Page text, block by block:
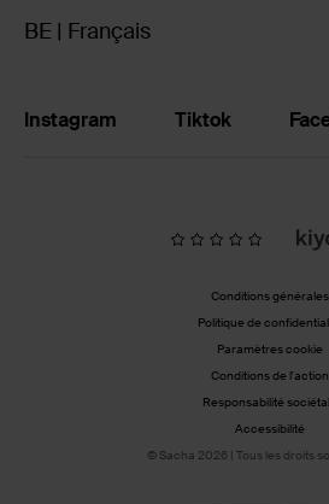
BE | Français
Instagram Tiktok
Conditions générales
Politique de
Paramètres cookie
Conditions de l'action
Responsabilité
Accessibilité
© Sacha 2026 | Tous les droits